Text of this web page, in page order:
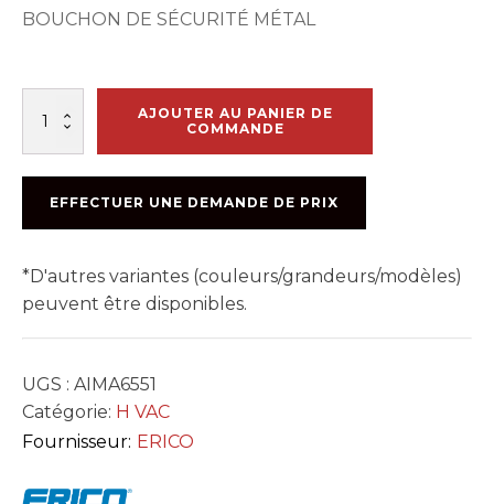
BOUCHON DE SÉCURITÉ MÉTAL
METAL
AJOUTER AU PANIER DE
COMMANDE
EFFECTUER UNE DEMANDE DE PRIX
*D'autres variantes (couleurs/grandeurs/modèles)
peuvent être disponibles.
UGS : AIMA6551
Catégorie: H VAC
Fournisseur: ERICO